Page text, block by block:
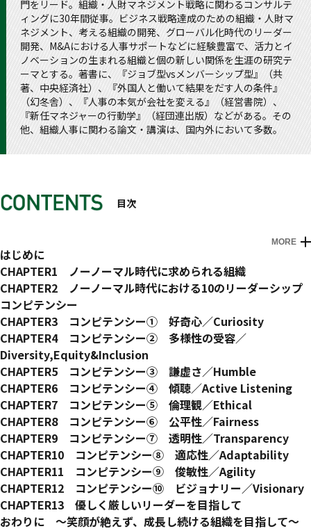
門をリード。組織・人財マネジメント戦略に関わるコンサルテ
ィングに30年間従事。ビジネス戦略達成のための組織・人財マ
ネジメント、考える組織の開発、グローバル化時代のリーダー
開発、M&Aにおける人事サポートなどに経験豊富で、活力とイ
ノベーションの生まれる組織と個の新しい関係を生涯の研究テ
ーマとする。著書に、『ジョブ型vsメンバーシップ型』（共
著、中央経済社）、『外国人と働いて結果をだす人の条件』
（幻冬舎）、『人事の本気が会社を変える』（経営書院）、
『新任マネジャーの行動学』（経団連出版）などがある。その
他、組織人事に関わる論文・講演は、国内外において多数。
目次
MORE
はじめに
CHAPTER1 ノーノーマル時代に求められる組織
業績のいい会社の社員は元気がいい
心理的安全性を高める
心理的安全性が高い職場をつくるには
心理的安全性がなかなか根付かない日本の組織文化
ウォーミングアップ 多様性視点の練習
CHAPTER2 ノーノーマル時代における10のリーダーシップ
コンピテンシー
オーセンティックリーダー
10のコンピテンシー
CHAPTER3 コンピテンシー① 好奇心／Curiosity
好奇心がすべての入口
好奇心から生まれたビジネス
好奇心をどう開発するか
コラム1 リーダーが場をつくる
CHAPTER4 コンピテンシー② 多様性の受容／
Diversity,Equity&Inclusion
DE&Iって何？なぜ必要？本当に必要？
ビジネスにおけるDE&Iの事例
世代間のダイバーシティ
日常生活のDE&I
エクイティ／Equityとは何か
多様性を受け入れる姿勢の身につけ方
組織で多様性を考えて議論する
多様性のある企業で働くということ
コラム2 異論を受け入れられない日本人
CHAPTER5 コンピテンシー③ 謙虚さ／Humble
謙虚さがなぜ必要なのか
謙虚な上司
「もうやったことがある」
謙虚さを身につける
CHAPTER6 コンピテンシー④ 傾聴／Active Listening
傾聴力で情報が自ずと集まる
傾聴のスキル
傾聴時の三原則
人を育てる傾聴
コラム3 聴くことで伝えるリーダー
CHAPTER7 コンピテンシー⑤ 倫理観／Ethical
今、倫理観を重視する理由
若者の倫理観についていけるのか
倫理観には多数の正解がある
CHAPTER8 コンピテンシー⑥ 公平性／Fairness
重要だが難しい公平性
人事評価の公平性
公平（Fair）と平等（Equal）の違い
公平性理論
「公平に扱われている」と思われる状態をつくる
アンコンシャスバイアス
CHAPTER9 コンピテンシー⑦ 透明性／Transparency
トランスペアレントな会社
トランスペアレントなリーダー
トランスペアレントでない日本の会社
トランスペアレントな個人
日本人は冷たい？
CHAPTER10 コンピテンシー⑧ 適応性／Adaptability
硬直性から適応性へ
適応性を身につける
この世に行き残る種とは
CHAPTER11 コンピテンシー⑨ 俊敏性／Agility
将来が見えず目標を定められない世の中
朝令暮改上等
石橋を叩く前に渡ってみる、Fail Fast
CHAPTER12 コンピテンシー⑩ ビジョナリー／Visionary
ビジョナリーとは、圧倒的な強い想いと信念
ビジョンを語る部長と他人ごとを語る部長
CHAPTER13 優しく厳しいリーダーを目指して
ビジネスは厳しいもの
おわりに ～笑顔が絶えず、成長し続ける組織を目指して～